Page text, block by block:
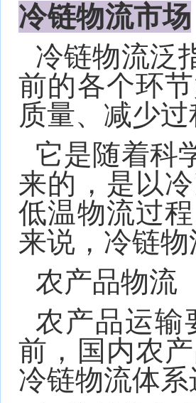
冷链物流市场
冷链物流泛
前的各个环
质量、减少
它是随着科
来的，是以
低温物流过
来说，冷链
农产品物流
农产品运输
前，国内农
冷链物流体